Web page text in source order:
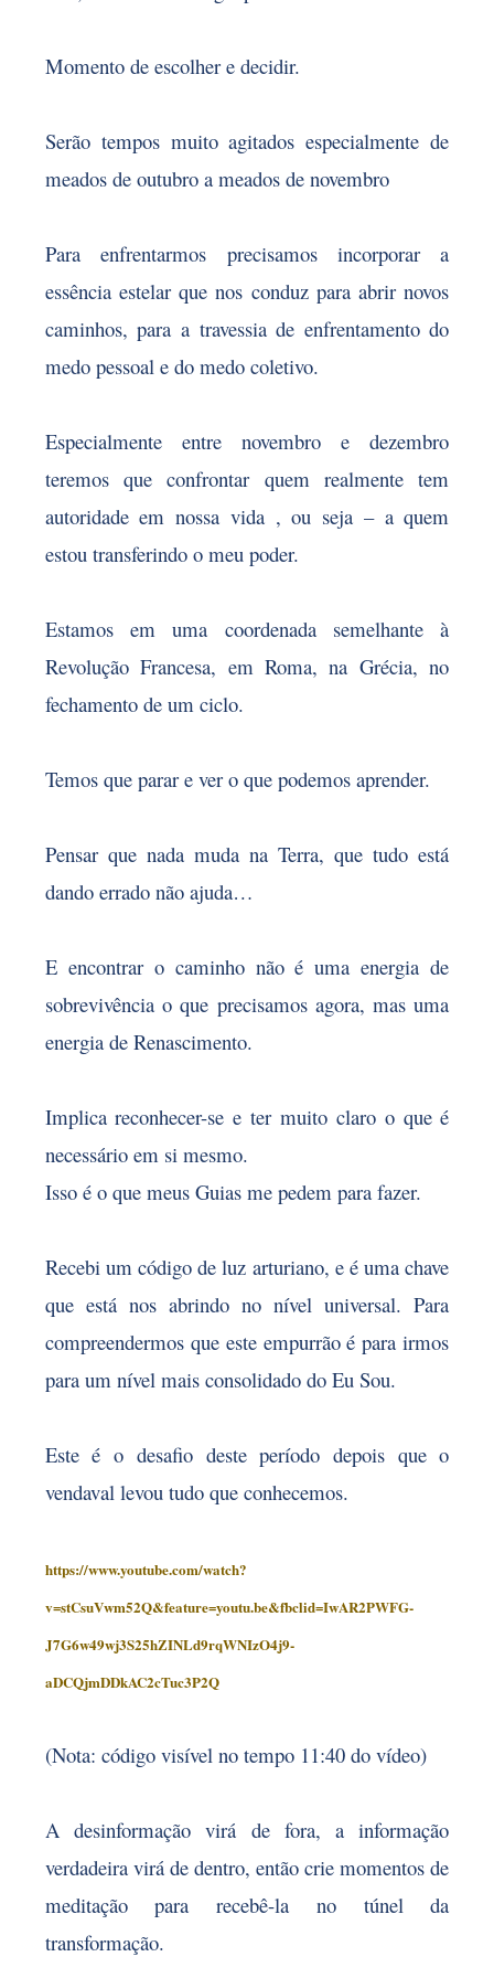
Momento de escolher e decidir.
Serão tempos muito agitados especialmente de
meados de outubro a meados de novembro
Para enfrentarmos precisamos incorporar a
essência estelar que nos conduz para abrir novos
caminhos, para a travessia de enfrentamento do
medo pessoal e do medo coletivo.
Especialmente entre novembro e dezembro
teremos que confrontar quem realmente tem
autoridade em nossa vida , ou seja – a quem
estou transferindo o meu poder.
Estamos em uma coordenada semelhante à
Revolução Francesa, em Roma, na Grécia, no
fechamento de um ciclo.
Temos que parar e ver o que podemos aprender.
Pensar que nada muda na Terra, que tudo está
dando errado não ajuda…
E encontrar o caminho não é uma energia de
sobrevivência o que precisamos agora, mas uma
energia de Renascimento.
Implica reconhecer-se e ter muito claro o que é
necessário em si mesmo.
Isso é o que meus Guias me pedem para fazer.
Recebi um código de luz arturiano, e é uma chave
que está nos abrindo no nível universal. Para
compreendermos que este empurrão é para irmos
para um nível mais consolidado do Eu Sou.
Este é o desafio deste período depois que o
vendaval levou tudo que conhecemos.
https://www.youtube.com/watch?
v=stCsuVwm52Q&feature=youtu.be&fbclid=IwAR2PWFG-
J7G6w49wj3S25hZINLd9rqWNIzO4j9-
aDCQjmDDkAC2cTuc3P2Q
(Nota: código visível no tempo 11:40 do vídeo)
A desinformação virá de fora, a informação
verdadeira virá de dentro, então crie momentos de
meditação para recebê-la no túnel da
transformação.